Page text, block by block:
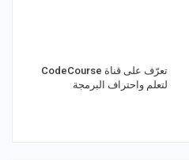
تعرّف على قناة CodeCourse
لتعلم واحتراف البرمجة